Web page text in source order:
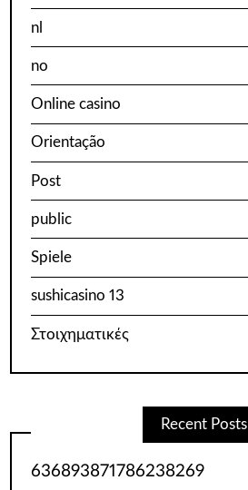
nl
no
Online casino
Orientação
Post
public
Spiele
sushicasino 13
Στοιχηματικές
Recent Posts
636893871786238269